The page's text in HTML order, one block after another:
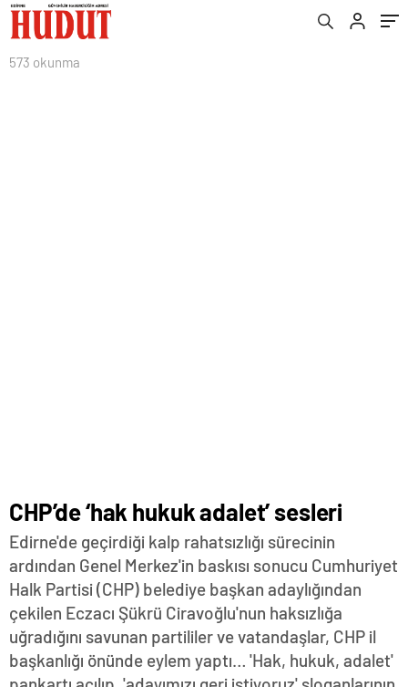
573 okunma
CHP’de ‘hak hukuk adalet’ sesleri
Edirne'de geçirdiği kalp rahatsızlığı sürecinin
ardından Genel Merkez'in baskısı sonucu Cumhuriyet
Halk Partisi (CHP) belediye başkan adaylığından
çekilen Eczacı Şükrü Ciravoğlu'nun haksızlığa
uğradığını savunan partililer ve vatandaşlar, CHP il
başkanlığı önünde eylem yaptı… 'Hak, hukuk, adalet'